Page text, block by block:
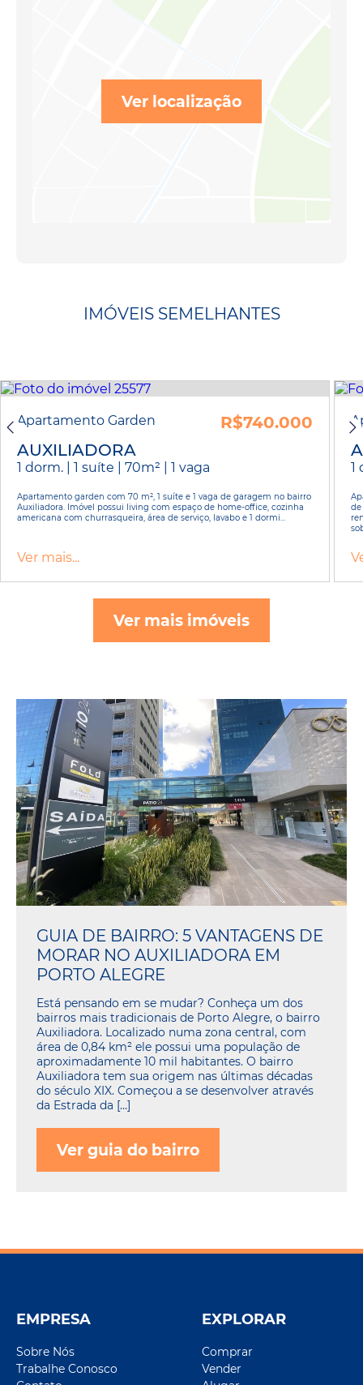
Ver localização
IMÓVEIS SEMELHANTES
Apartamento Garden
R$740.000
AUXILIADORA
1 dorm. | 1 suíte | 70m² | 1 vaga
Apartamento garden com 70 m², 1 suíte e 1 vaga de garagem no bairro
Auxiliadora. Imóvel possui living com espaço de home-office, cozinha
americana com churrasqueira, área de serviço, lavabo e 1 dormi...
Ver mais...
1
de
Ver mais imóveis
GUIA DE BAIRRO: 5 VANTAGENS DE
MORAR NO AUXILIADORA EM
PORTO ALEGRE
Está pensando em se mudar? Conheça um dos
bairros mais tradicionais de Porto Alegre, o bairro
Auxiliadora. Localizado numa zona central, com
área de 0,84 km² ele possui uma população de
aproximadamente 10 mil habitantes. O bairro
Auxiliadora tem sua origem nas últimas décadas
do século XIX. Começou a se desenvolver através
da Estrada da […]
Ver guia do bairro
EMPRESA
Sobre Nós
Trabalhe Conosco
EXPLORAR
Comprar
Vender